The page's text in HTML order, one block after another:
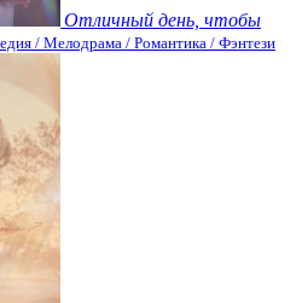
Отличный день, чтобы
/ Мелодрама / Романтика / Фэнтези